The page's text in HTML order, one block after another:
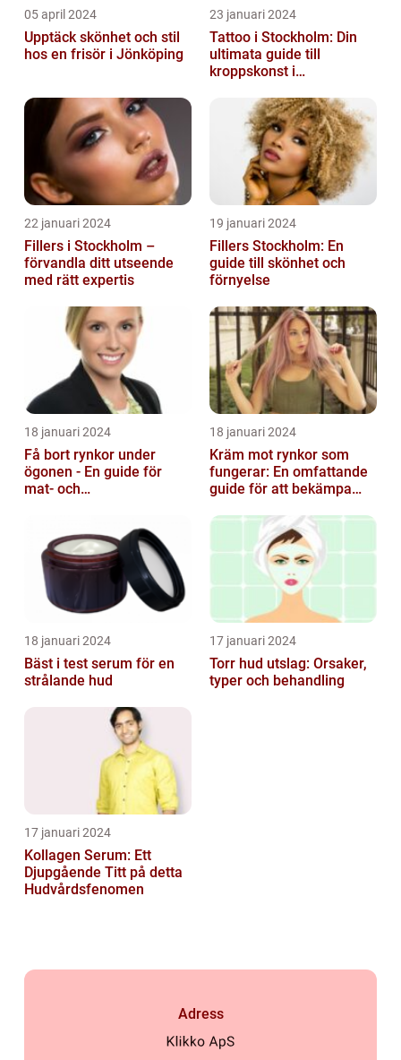
05 april 2024
Upptäck skönhet och stil
hos en frisör i Jönköping
23 januari 2024
Tattoo i Stockholm: Din
ultimata guide till
kroppskonst i
22 januari 2024
Fillers i Stockholm –
förvandla ditt utseende
med rätt expertis
19 januari 2024
Fillers Stockholm: En
guide till skönhet och
förnyelse
18 januari 2024
Få bort rynkor under
ögonen - En guide för
mat- och
18 januari 2024
Kräm mot rynkor som
fungerar: En omfattande
guide för att bekämpa
18 januari 2024
Bäst i test serum för en
strålande hud
17 januari 2024
Torr hud utslag: Orsaker,
typer och behandling
17 januari 2024
Kollagen Serum: Ett
Djupgående Titt på detta
Hudvårdsfenomen
Adress